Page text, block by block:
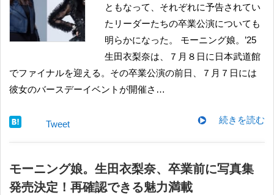
ともなって、それぞれに予告されてい
たリーダーたちの卒業公演についても
明らかになった。 モーニング娘。’25
生田衣梨奈は、７月８日に日本武道館
でファイナルを迎える。その卒業公演の前日、７月７日には
彼女のバースデーイベントが開催さ…
続きを読む
Tweet
モーニング娘。生田衣梨奈、卒業前に写真集
発売決定！再確認できる魅力満載